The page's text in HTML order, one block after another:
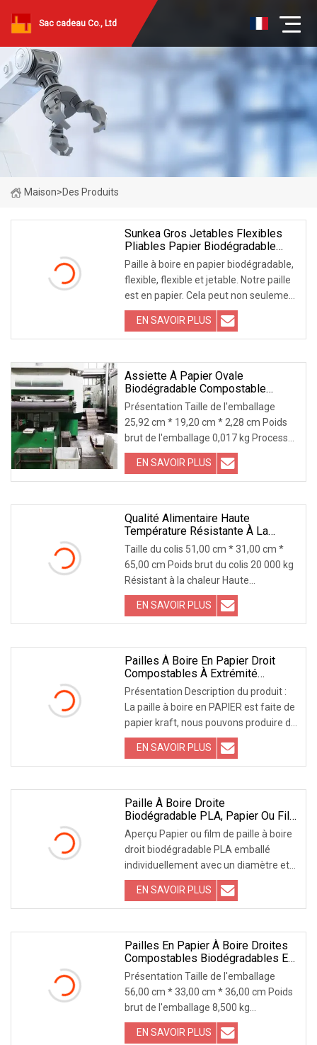
Sac cadeau Co., Ltd
Maison>Des Produits
Sunkea Gros Jetables Flexibles
Pliables Papier Biodégradable
Paille De Qualité Alimentaire
Potable Emballage Biodégradable
Paille De Papier De Couleur
Flexible
Paille à boire en papier biodégradable,
flexible, flexible et jetable. Notre paille
est en papier. Cela peut non seulement
être sans danger pour votre santé,
mais également apporter une certaine
protection à notre environnement.
EN SAVOIR PLUS
Assiette À Papier Ovale
Biodégradable Compostable
Adaptée Aux Besoins Du Client De
Vaisselle De Canne À Sucre
Présentation Taille de l'emballage
25,92 cm * 19,20 cm * 2,28 cm Poids
brut de l'emballage 0,017 kg Processus
de production Description du produit
Pâte de bagasse de canne à sucre
naturelle 100 % biodégradable et
alimentaire
EN SAVOIR PLUS
Qualité Alimentaire Haute
Température Résistante À La
Chaleur Directement Pour La
Décoration De Fête Cuillère
Personnalisée Géante Paille En
Forme De U En Papier Ou En
Plastique Paille À Boire
Taille du colis 51,00 cm * 31,00 cm *
65,00 cm Poids brut du colis 20 000 kg
Résistant à la chaleur Haute
température Qualité alimentaire Droit
pour la décoration de fête Cuillère
géante personnalisée Paille en forme
EN SAVOIR PLUS
Pailles À Boire En Papier Droit
Compostables À Extrémité
Pointue, Emballées
Individuellement Avec Logo
Personnalisé Imprimé
Présentation Description du produit :
La paille à boire en PAPIER est faite de
papier kraft, nous pouvons produire de
la paille en papier kraft à 3 ou 4
couches selon la demande du client.
Les pailles en papier à 4 couches sont
EN SAVOIR PLUS
Paille À Boire Droite
Biodégradable PLA, Papier Ou Film
Emballé Individuellement Avec
Diamètre Et Longueur OEM,
Fabriqué En Chine
Aperçu Papier ou film de paille à boire
droit biodégradable PLA emballé
individuellement avec un diamètre et
une longueur OEM fabriqués en Chine
DÉTAILS DU PRODUIT Le PLA est un
matériau sûr, sain et de qualité
EN SAVOIR PLUS
Pailles En Papier À Boire Droites
Compostables Biodégradables En
PLA, Couleurs Et Motifs
Personnalisés
Présentation Taille de l'emballage
56,00 cm * 33,00 cm * 36,00 cm Poids
brut de l'emballage 8,500 kg
Description du produit - Ils sont
biodégradables de manière durable,
EN SAVOIR PLUS